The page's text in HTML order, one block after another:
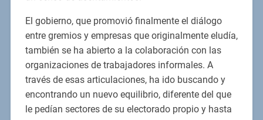
El gobierno, que promovió finalmente el diálogo
entre gremios y empresas que originalmente eludía,
también se ha abierto a la colaboración con las
organizaciones de trabajadores informales. A
través de esas articulaciones, ha ido buscando y
encontrando un nuevo equilibrio, diferente del que
le pedían sectores de su electorado propio y hasta